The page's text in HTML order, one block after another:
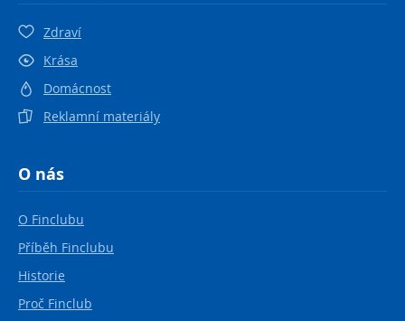
Zdraví
Krása
Domácnost
Reklamní materiály
O nás
O Finclubu
Příběh Finclubu
Historie
Proč Finclub